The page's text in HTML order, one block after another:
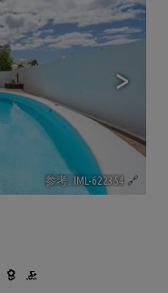
>
参考. IML-622354 🔗